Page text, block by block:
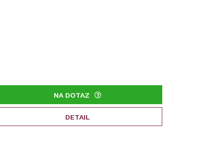
NA DOTAZ
DETAIL